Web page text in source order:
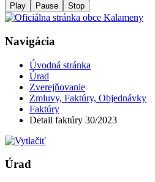
Play Pause Stop
Navigácia
Úvodná stránka
Úrad
Zverejňovanie
Zmluvy, Faktúry, Objednávky
Faktúry
Detail faktúry 30/2023
Úrad